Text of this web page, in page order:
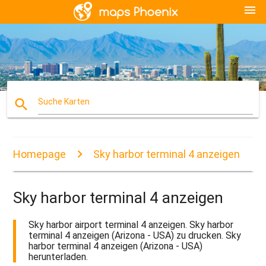
menu
search Suche Karten
Homepage Sky harbor terminal 4 anzeigen
Sky harbor terminal 4 anzeigen
Sky harbor airport terminal 4 anzeigen. Sky harbor
terminal 4 anzeigen (Arizona - USA) zu drucken. Sky
harbor terminal 4 anzeigen (Arizona - USA)
herunterladen.